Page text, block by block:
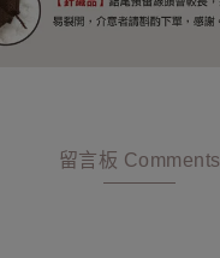
留言板 Comments